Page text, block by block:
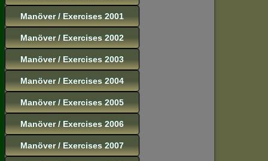
Manöver / Exercises 2001
Manöver / Exercises 2002
Manöver / Exercises 2003
Manöver / Exercises 2004
Manöver / Exercises 2005
Manöver / Exercises 2006
Manöver / Exercises 2007